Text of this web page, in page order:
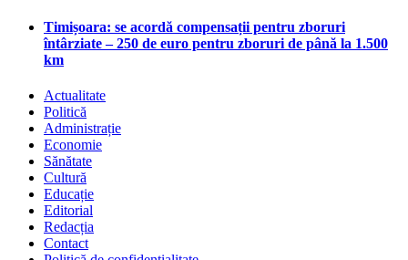
Timișoara: se acordă compensații pentru zboruri
întârziate – 250 de euro pentru zboruri de până la 1.500
km
Actualitate
Politică
Administrație
Economie
Sănătate
Cultură
Educație
Editorial
Redacția
Contact